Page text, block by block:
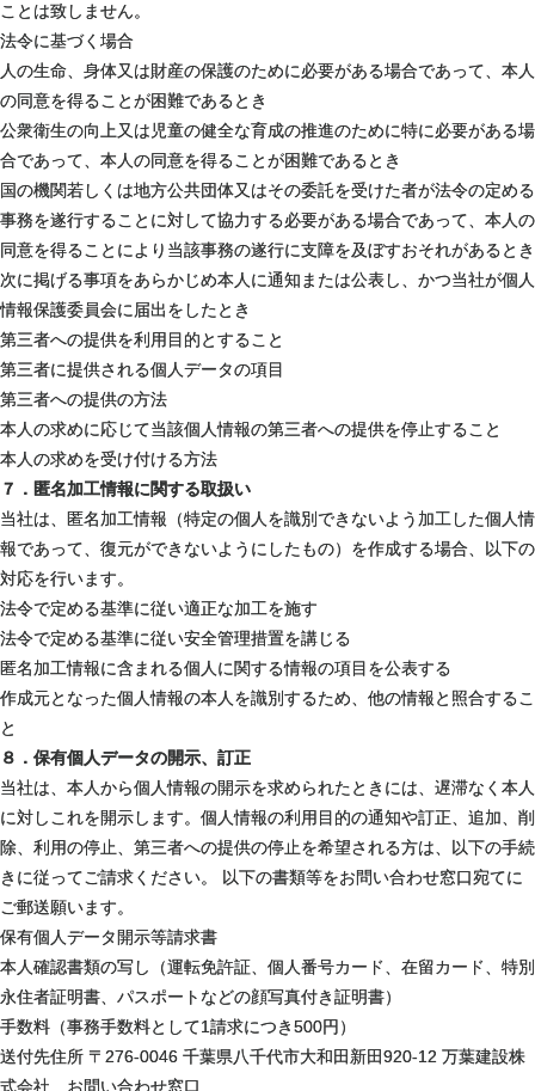
ことは致しません。
法令に基づく場合
人の生命、身体又は財産の保護のために必要がある場合であって、本人
の同意を得ることが困難であるとき
公衆衛生の向上又は児童の健全な育成の推進のために特に必要がある場
合であって、本人の同意を得ることが困難であるとき
国の機関若しくは地方公共団体又はその委託を受けた者が法令の定める
事務を遂行することに対して協力する必要がある場合であって、本人の
同意を得ることにより当該事務の遂行に支障を及ぼすおそれがあるとき
次に掲げる事項をあらかじめ本人に通知または公表し、かつ当社が個人
情報保護委員会に届出をしたとき
第三者への提供を利用目的とすること
第三者に提供される個人データの項目
第三者への提供の方法
本人の求めに応じて当該個人情報の第三者への提供を停止すること
本人の求めを受け付ける方法
７．匿名加工情報に関する取扱い
当社は、匿名加工情報（特定の個人を識別できないよう加工した個人情
報であって、復元ができないようにしたもの）を作成する場合、以下の
対応を行います。
法令で定める基準に従い適正な加工を施す
法令で定める基準に従い安全管理措置を講じる
匿名加工情報に含まれる個人に関する情報の項目を公表する
作成元となった個人情報の本人を識別するため、他の情報と照合するこ
と
８．保有個人データの開示、訂正
当社は、本人から個人情報の開示を求められたときには、遅滞なく本人
に対しこれを開示します。個人情報の利用目的の通知や訂正、追加、削
除、利用の停止、第三者への提供の停止を希望される方は、以下の手続
きに従ってご請求ください。 以下の書類等をお問い合わせ窓口宛てに
ご郵送願います。
保有個人データ開示等請求書
本人確認書類の写し（運転免許証、個人番号カード、在留カード、特別
永住者証明書、パスポートなどの顔写真付き証明書）
手数料（事務手数料として1請求につき500円）
送付先住所 〒276-0046 千葉県八千代市大和田新田920-12 万葉建設株
式会社 お問い合わせ窓口